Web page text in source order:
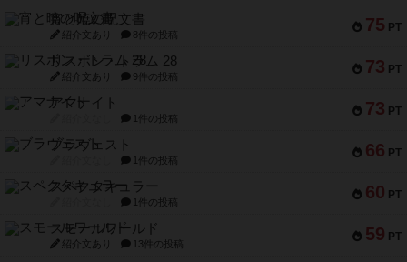
75 PT
宵と暁の呪文書
紹介文あり 8件の投稿
73 PT
リスボン・トラム 28
紹介文あり 9件の投稿
73 PT
アマナイト
1件の投稿
66 PT
ブラヴェスト
1件の投稿
60 PT
スペクタキュラー
1件の投稿
59 PT
スモールワールド
紹介文あり 13件の投稿